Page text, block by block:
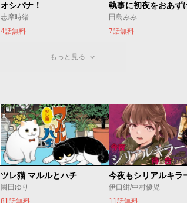
オシバナ！
志摩時緒
4話無料
田島みみ
7話無料
もっと見る
ツレ猫 マルルとハチ
園田ゆり
81話無料
伊口紺/中村優児
11話無料